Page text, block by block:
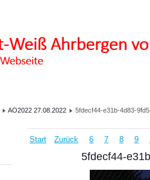
AO2022 27.08.2022 5fdecf44-e31b-4d83-
Start Zurück 6 7 8 9
5fdecf44-